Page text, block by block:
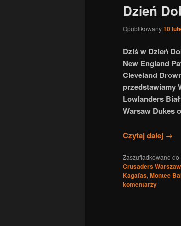
Dzień
Opublikowany10
Dziś w Dzień
New England
Cleveland
przedstawiamy
Lowlanders
Warsaw Dukes
Czytaj dalej →
Zaszufladkowano do
Crusaders Warszaw
Kagafas, Montee
komentarzy